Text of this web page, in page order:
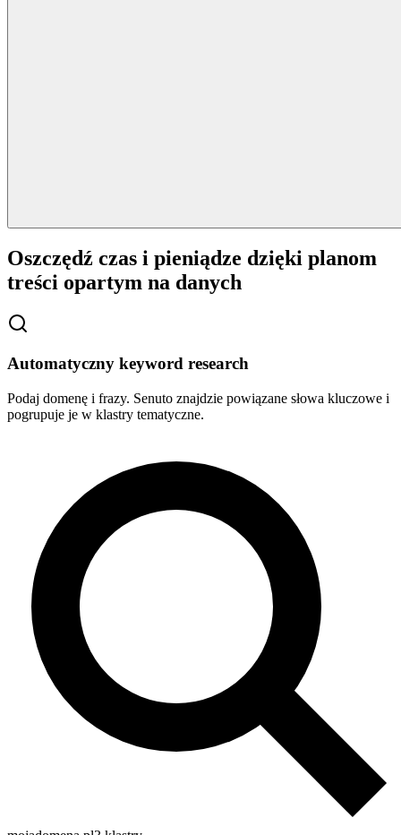
Oszczędź czas i pieniądze dzięki planom
treści opartym na danych
Automatyczny keyword research
Podaj domenę i frazy. Senuto znajdzie powiązane słowa kluczowe i
pogrupuje je w klastry tematyczne.